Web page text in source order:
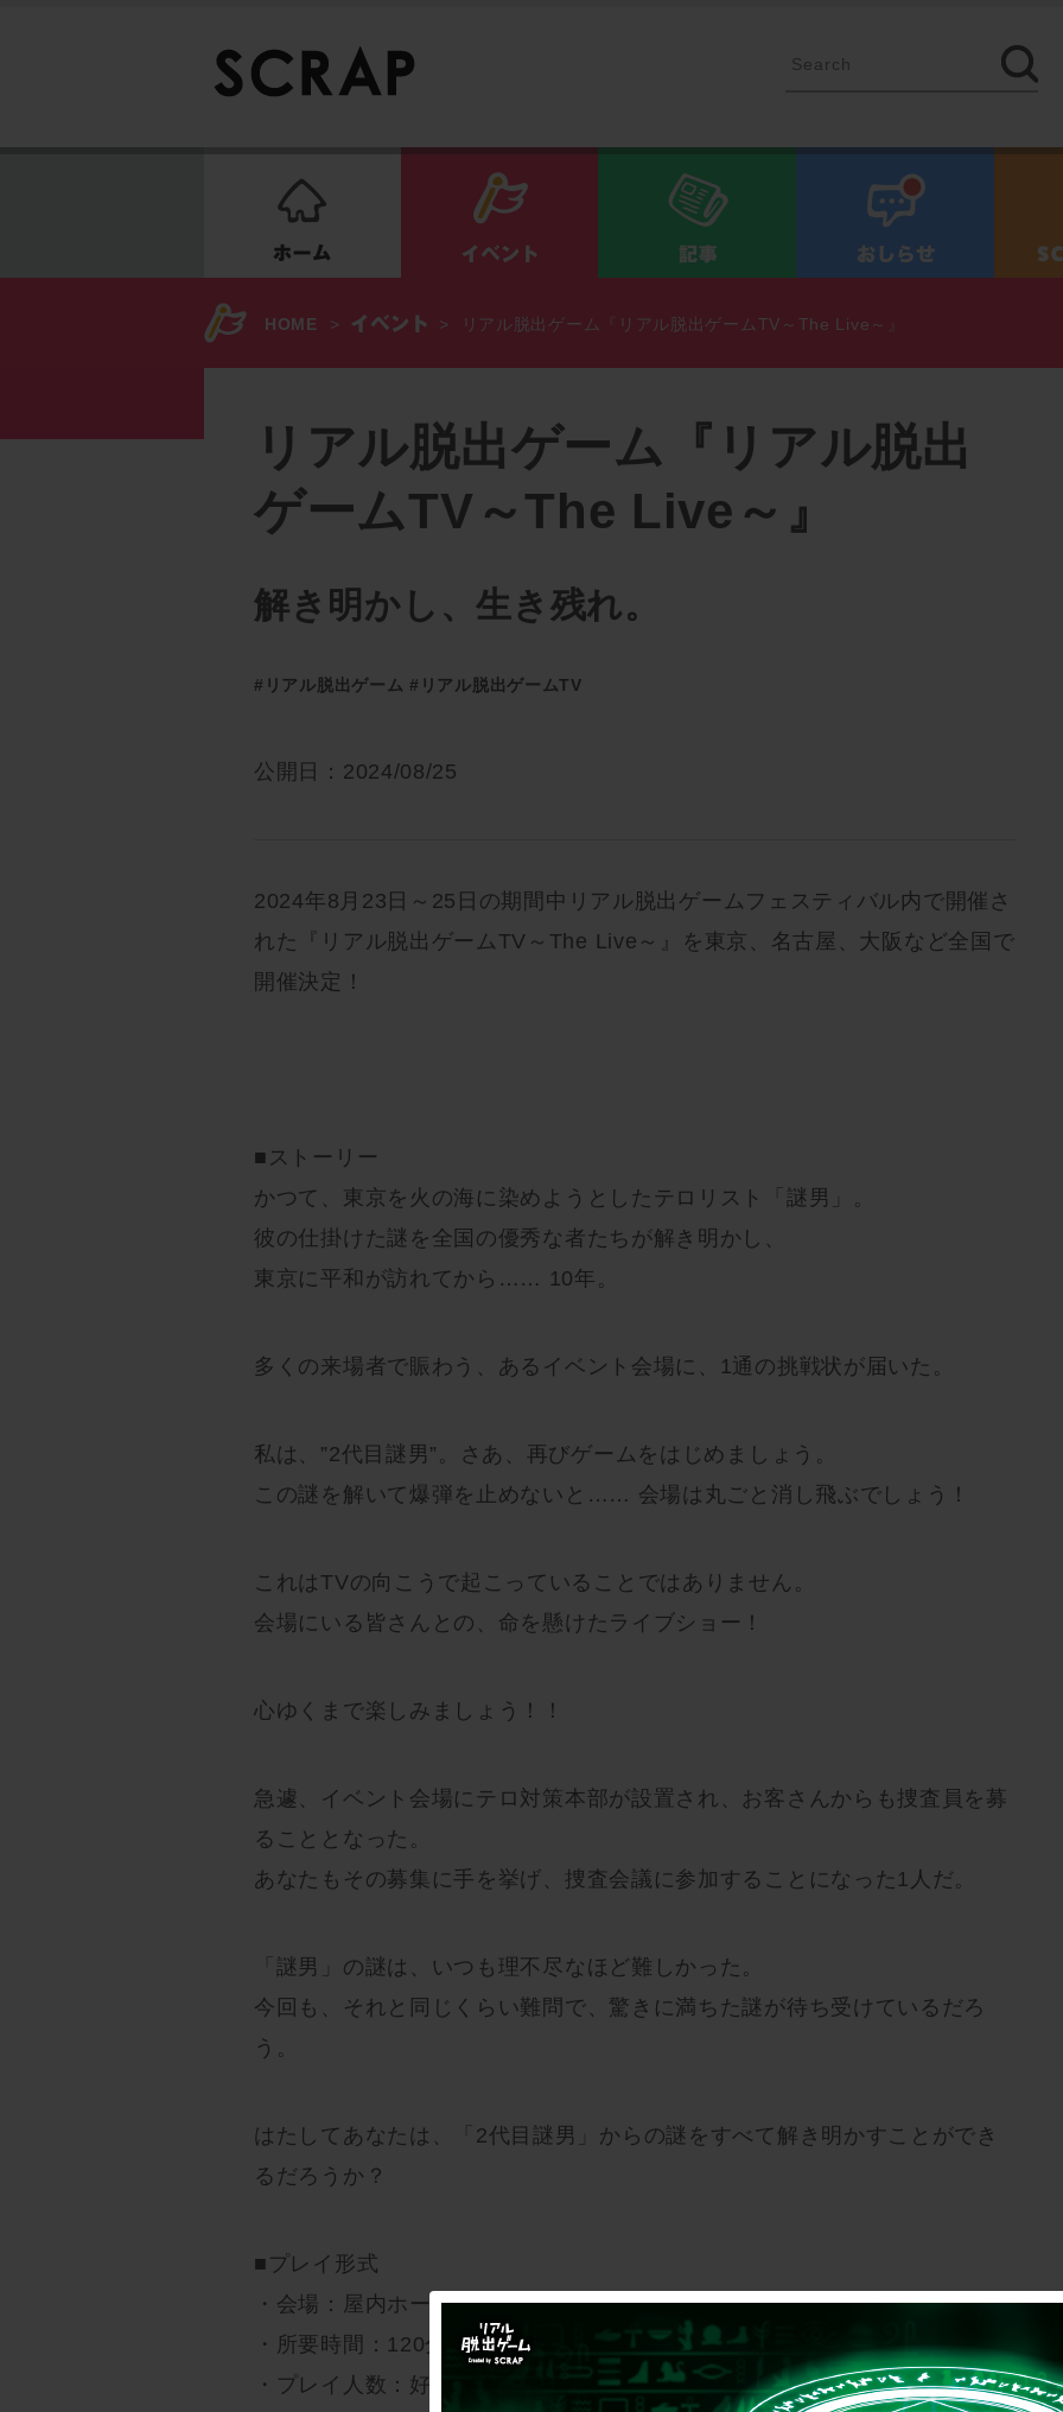
HOME > > リアル脱出ゲーム『リアル脱出ゲームTV～The Live～』
リアル脱出ゲーム『リアル脱出
ゲームTV～The Live～』
解き明かし、生き残れ。
#リアル脱出ゲーム #リアル脱出ゲームTV
公開日：2024/08/25
2024年8月23日～25日の期間中リアル脱出ゲームフェスティバル内で開催さ
れた『リアル脱出ゲームTV～The Live～』を東京、名古屋、大阪など全国で
開催決定！
■ストーリー
かつて、東京を火の海に染めようとしたテロリスト「謎男」。
彼の仕掛けた謎を全国の優秀な者たちが解き明かし、
東京に平和が訪れてから…… 10年。
多くの来場者で賑わう、あるイベント会場に、1通の挑戦状が届いた。
私は、”2代目謎男”。さあ、再びゲームをはじめましょう。
この謎を解いて爆弾を止めないと…… 会場は丸ごと消し飛ぶでしょう！
これはTVの向こうで起こっていることではありません。
会場にいる皆さんとの、命を懸けたライブショー！
心ゆくまで楽しみましょう！！
急遽、イベント会場にテロ対策本部が設置され、お客さんからも捜査員を募
ることとなった。
あなたもその募集に手を挙げ、捜査会議に参加することになった1人だ。
「謎男」の謎は、いつも理不尽なほど難しかった。
今回も、それと同じくらい難問で、驚きに満ちた謎が待ち受けているだろ
う。
はたしてあなたは、「2代目謎男」からの謎をすべて解き明かすことができ
るだろうか？
■プレイ形式
・会場：屋内ホール型
・所要時間：120分
・プレイ人数：好きな人数で遊べる